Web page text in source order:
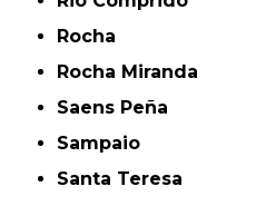
Rocha
Rocha Miranda
Saens Peña
Sampaio
Santa Teresa